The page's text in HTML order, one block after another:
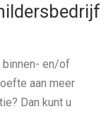
binnen- en/of
aan meer
Dan kunt u